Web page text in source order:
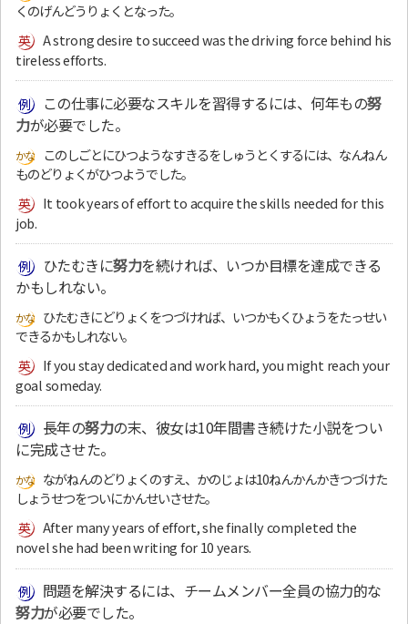
くのげんどうりょくとなった。
A strong desire to succeed was the driving force behind his
tireless efforts.
この仕事に必要なスキルを習得するには、何年もの努
力が必要でした。
このしごとにひつようなすきるをしゅうとくするには、なんねん
ものどりょくがひつようでした。
It took years of effort to acquire the skills needed for this
job.
ひたむきに努力を続ければ、いつか目標を達成できる
かもしれない。
ひたむきにどりょくをつづければ、いつかもくひょうをたっせい
できるかもしれない。
If you stay dedicated and work hard, you might reach your
goal someday.
長年の努力の末、彼女は10年間書き続けた小説をつい
に完成させた。
ながねんのどりょくのすえ、かのじょは10ねんかんかきつづけた
しょうせつをついにかんせいさせた。
After many years of effort, she finally completed the
novel she had been writing for 10 years.
問題を解決するには、チームメンバー全員の協力的な
努力が必要でした。